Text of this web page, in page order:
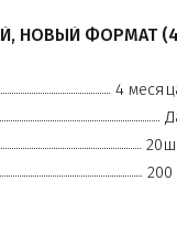
НОВЫЙ ФОРМАТ
4
200